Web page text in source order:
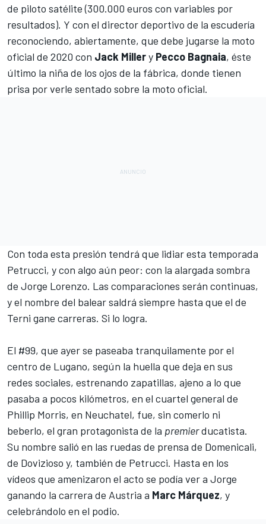
de piloto satélite (300.000 euros con variables por
resultados). Y con el director deportivo de la escudería
reconociendo, abiertamente, que debe jugarse la moto
oficial de 2020 con Jack Millery Pecco Bagnaia, éste
último la niña de los ojos de la fábrica, donde tienen
prisa por verle sentado sobre la moto oficial.
Con toda esta presión tendrá que lidiar esta temporada
Petrucci, y con algo aún peor: con la alargada sombra
de Jorge Lorenzo. Las comparaciones serán continuas,
y el nombre del balear saldrá siempre hasta que el de
Terni gane carreras. Si lo logra.
El #99, que ayer se paseaba tranquilamente por el
centro de Lugano, según la huella que deja en sus
redes sociales, estrenando zapatillas, ajeno a lo que
pasaba a pocos kilómetros, en el cuartel general de
Phillip Morris, en Neuchatel, fue, sin comerlo ni
beberlo, el gran protagonista de la premierducatista.
Su nombre salió en las ruedas de prensa de Domenicali,
de Dovizioso y, también de Petrucci. Hasta en los
vídeos que amenizaron el acto se podía ver a Jorge
ganando la carrera de Austria a Marc Márquez, y
celebrándolo en el podio.